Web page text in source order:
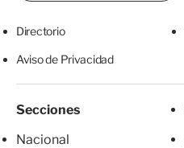
Directorio
Aviso de Privacidad
Secciones
Nacional